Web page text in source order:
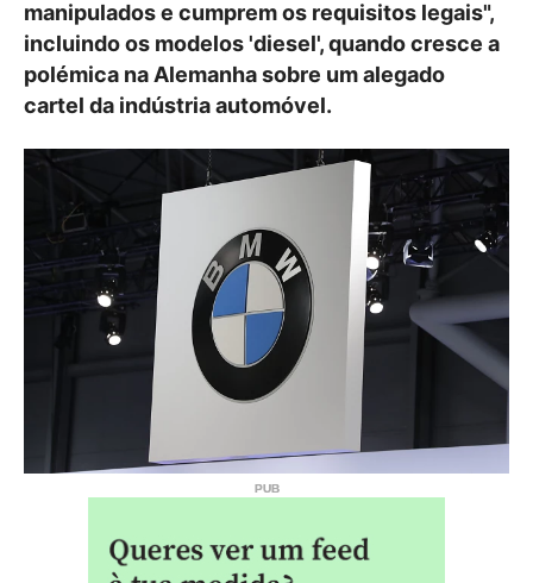
manipulados e cumprem os requisitos legais",
incluindo os modelos 'diesel', quando cresce a
polémica na Alemanha sobre um alegado
cartel da indústria automóvel.